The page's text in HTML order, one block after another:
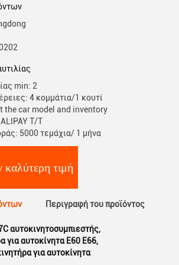
min: 2
4 κομμάτια/1 κουτί
the car model and inventory
T/T
5000 τεμάχια/ 1 μήνα
καλύτερη τιμή
Περιγραφή του προϊόντος
αυτοκινητοσυμπιεστής,
για αυτοκίνητα E60 E66,
για αυτοκίνητα